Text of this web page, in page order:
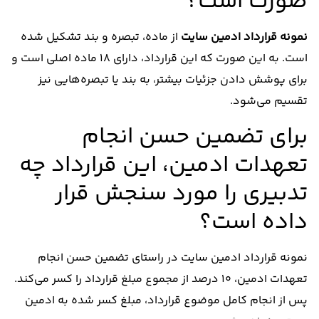
نمونه قرارداد ادمین سایت از ماده، تبصره و بند تشکیل شده
است. به این صورت که این قرارداد، دارای 18 ماده اصلی است و
برای پوشش دادن جزئیات بیشتر، به بند یا تبصره‌هایی نیز
تقسیم می‌شود.
برای تضمین حسن انجام
تعهدات ادمین، این قرارداد چه
تدبیری را مورد سنجش قرار
داده است؟
نمونه قرارداد ادمین سایت در راستای تضمین حسن انجام
تعهدات ادمین، 10 درصد از مجموع مبلغ قرارداد را کسر می‌کند.
پس از انجام کامل موضوع قرارداد، مبلغ کسر شده به ادمین